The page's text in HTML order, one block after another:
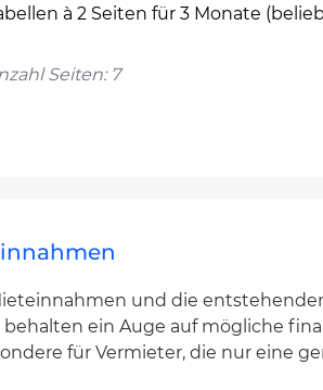
à 2 Seiten für 3 Monate
Seiten: 7
und die
ein Auge auf mögliche
für Vermieter, die nur eine